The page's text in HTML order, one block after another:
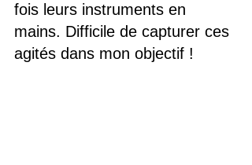
fois leurs instruments en
mains. Difficile de capturer ces
agités dans mon objectif !